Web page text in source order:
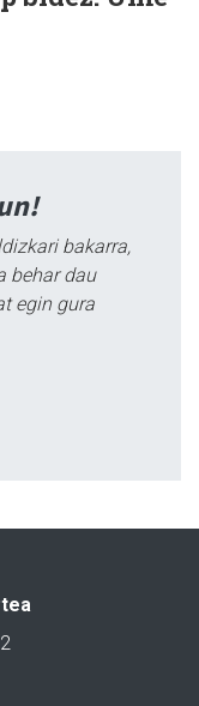
bakarra,
behar dau
egin gura